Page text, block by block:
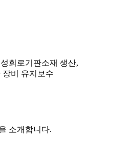
회로기판소재 생산,
장비 유지보수
소개합니다.